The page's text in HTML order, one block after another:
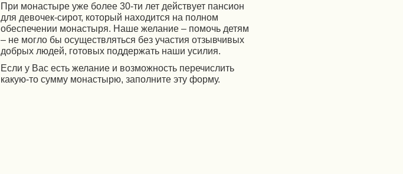
При монастыре уже более 30-ти лет действует пансион
для девочек-сирот, который находится на полном
обеспечении монастыря. Наше желание – помочь детям
– не могло бы осуществляться без участия отзывчивых
добрых людей, готовых поддержать наши усилия.
Если у Вас есть желание и возможность перечислить
какую-то сумму монастырю, заполните эту форму.